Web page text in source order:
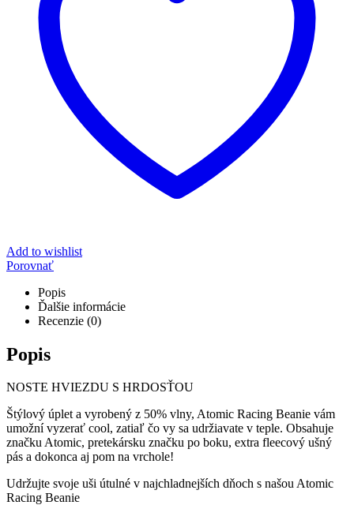
Add to wishlist
Porovnať
Popis
Ďalšie informácie
Recenzie (0)
Popis
NOSTE HVIEZDU S HRDOSŤOU
Štýlový úplet a vyrobený z 50% vlny, Atomic Racing Beanie vám
umožní vyzerať cool, zatiaľ čo vy sa udržiavate v teple. Obsahuje
značku Atomic, pretekársku značku po boku, extra fleecový ušný
pás a dokonca aj pom na vrchole!
Udržujte svoje uši útulné v najchladnejších dňoch s našou Atomic
Racing Beanie